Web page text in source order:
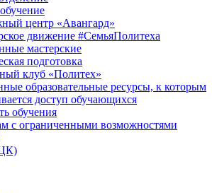
центр «Авангард»
движение #СемьяПолитеха
мастерские
подготовка
клуб «Политех»
образовательные ресурсы, к которым
доступ обучающихся
обучения
с ограниченными возможностями